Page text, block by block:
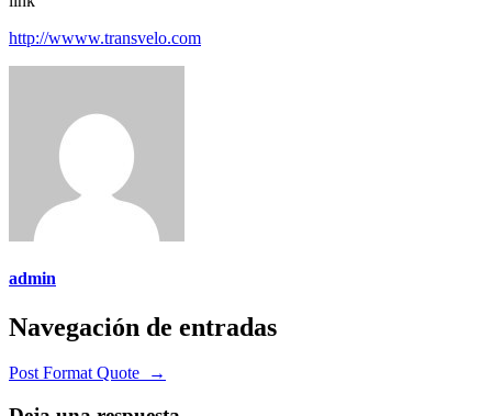
http://wwww.transvelo.com
admin
Navegación de entradas
Post Format Quote →